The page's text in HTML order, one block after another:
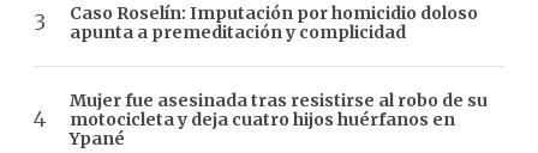
Caso Roselín: Imputación por homicidio doloso
apunta a premeditación y complicidad
Mujer fue asesinada tras resistirse al robo de su
motocicleta y deja cuatro hijos huérfanos en
Ypané